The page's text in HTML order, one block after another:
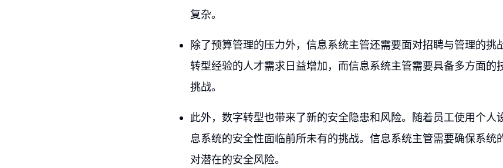
复杂。
除了预算管理的压力外，信息系统主管还需要面对招聘与管理的挑
转型经验的人才需求日益增加，而信息系统主管需要具备多方面的
挑战。
此外，数字转型也带来了新的安全隐患和风险。随着员工使用个人
息系统的安全性面临前所未有的挑战。信息系统主管需要确保系统
对潜在的安全风险。